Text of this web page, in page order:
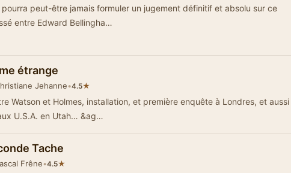
pourra peut-être jamais formuler un jugement définitif et absolu sur ce
entre Edward Bellingha…
étrange
Jehanne•4.5★
Watson et Holmes, installation, et première enquête à Londres, et aussi
détour aux U.S.A. en Utah… &ag…
Tache
Frêne•4.5★